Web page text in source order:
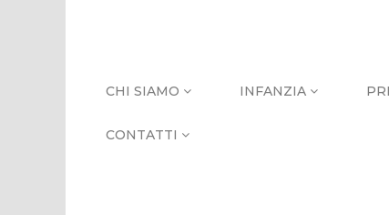
CHI SIAMO INFANZIA
CONTATTI